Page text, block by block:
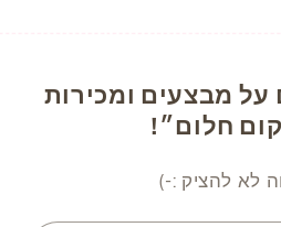
מבצעים ומכירות
חלום״!
לא להציק :-)